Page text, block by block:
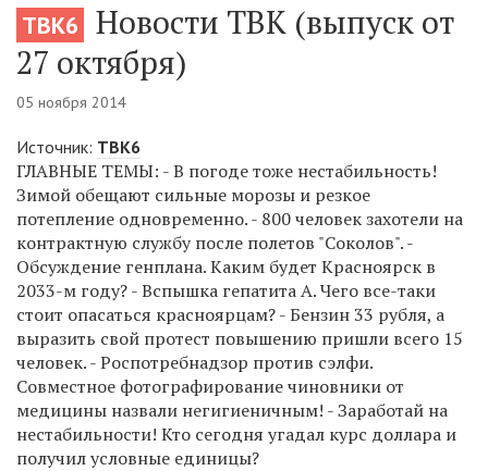
ТВК6
Новости ТВК (выпуск от
27 октября)
05 ноября 2014
Источник: ТВК6
ГЛАВНЫЕ ТЕМЫ: - В погоде тоже нестабильность!
Зимой обещают сильные морозы и резкое
потепление одновременно. - 800 человек захотели на
контрактную службу после полетов "Соколов". -
Обсуждение генплана. Каким будет Красноярск в
2033-м году? - Вспышка гепатита А. Чего все-таки
стоит опасаться красноярцам? - Бензин 33 рубля, а
выразить свой протест повышению пришли всего 15
человек. - Роспотребнадзор против сэлфи.
Совместное фотографирование чиновники от
медицины назвали негигиеничным! - Заработай на
нестабильности! Кто сегодня угадал курс доллара и
получил условные единицы?